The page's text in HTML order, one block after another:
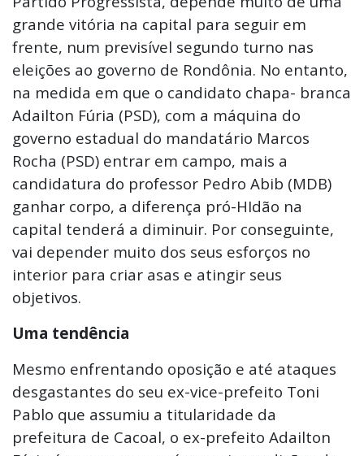
grande vitória na capital para seguir em
frente, num previsível segundo turno nas
eleições ao governo de Rondônia. No entanto,
na medida em que o candidato chapa- branca
Adailton Fúria (PSD), com a máquina do
governo estadual do mandatário Marcos
Rocha (PSD) entrar em campo, mais a
candidatura do professor Pedro Abib (MDB)
ganhar corpo, a diferença pró-HIdão na
capital tenderá a diminuir. Por conseguinte,
vai depender muito dos seus esforços no
interior para criar asas e atingir seus
objetivos.
Uma tendência
Mesmo enfrentando oposição e até ataques
desgastantes do seu ex-vice-prefeito Toni
Pablo que assumiu a titularidade da
prefeitura de Cacoal, o ex-prefeito Adailton